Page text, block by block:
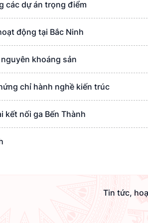
các dự án trọng điểm
động tại Bắc Ninh
khoáng sản
chỉ hành nghề kiến trúc
kết nối ga Bến Thành
Tin tức,